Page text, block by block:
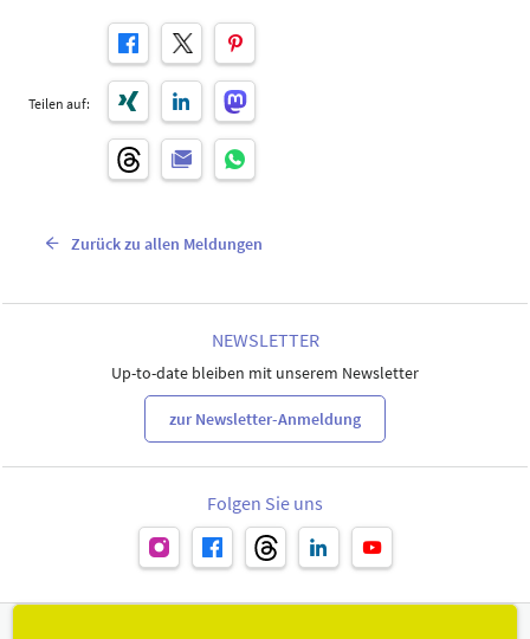
Teilen auf:
Zurück zu allen Meldungen
NEWSLETTER
Up-to-date bleiben mit unserem Newsletter
zur Newsletter-Anmeldung
Folgen Sie uns